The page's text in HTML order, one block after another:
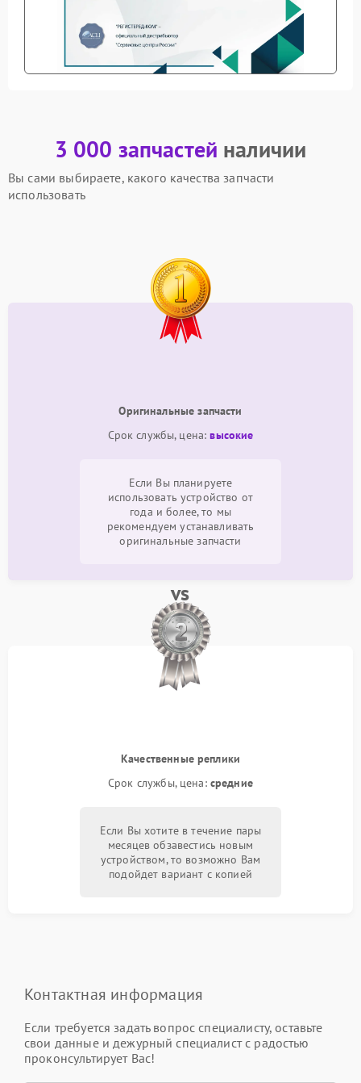
3 000 запчастей наличии
Вы сами выбираете, какого качества запчасти
использовать
Оригинальные запчасти
Срок службы, цена:высокие
Если Вы планируете
использовать устройство от
года и более, то мы
рекомендуем устанавливать
оригинальные запчасти
vs
Качественные реплики
Срок службы, цена: средние
Если Вы хотите в течение пары
месяцев обзавестись новым
устройством, то возможно Вам
подойдет вариант с копией
Контактная информация
Если требуется задать вопрос специалисту, оставьте
свои данные и дежурный специалист с радостью
проконсультирует Вас!